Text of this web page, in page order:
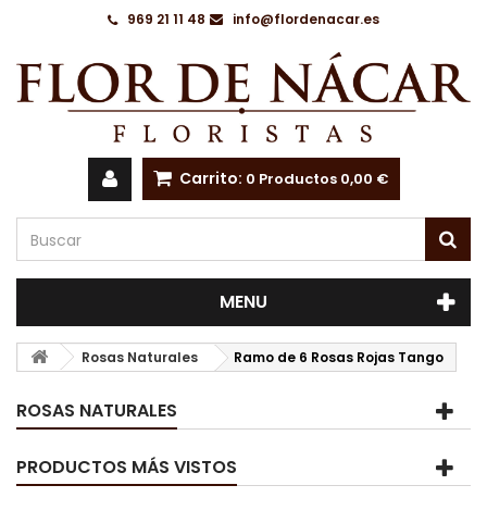
969 21 11 48 info@flordenacar.es
Carrito: 0 Productos 0,00 €
MENU
Rosas Naturales Ramo de 6 Rosas Rojas Tango
ROSAS NATURALES
PRODUCTOS MÁS VISTOS